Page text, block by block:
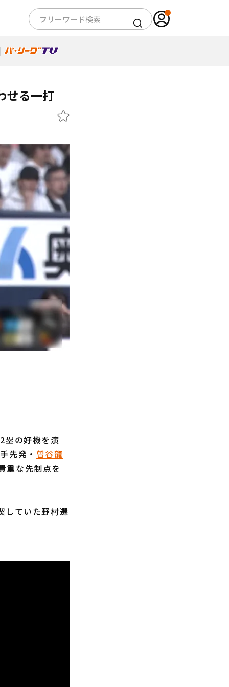
せる一打
塁の好機を演
先発・ 曽谷龍
重な先制点を
ていた野村選